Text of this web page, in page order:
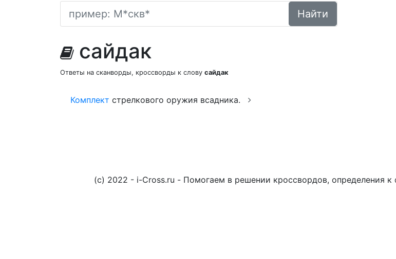
Найти
сайдак
Ответы на сканворды, кроссворды к слову сайдак
Комплект стрелкового оружия всадника.
(c) 2022 - i-Cross.ru - Помогаем в решении кроссвордов, определения